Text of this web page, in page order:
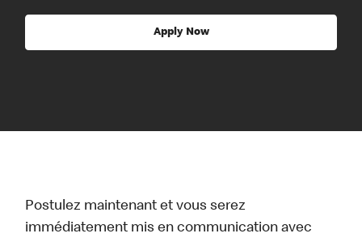
Apply Now
Postulez maintenant et vous serez
immédiatement mis en communication avec